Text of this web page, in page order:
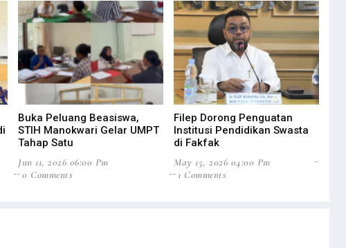
Buka Peluang Beasiswa,
STIH Manokwari Gelar UMPT
Tahap Satu
Jun 11, 2026 06:00 Pm
0 Comments
Filep Dorong Penguatan
Institusi Pendidikan Swasta
di Fakfak
May 15, 2026 04:00 Pm
1 Comments